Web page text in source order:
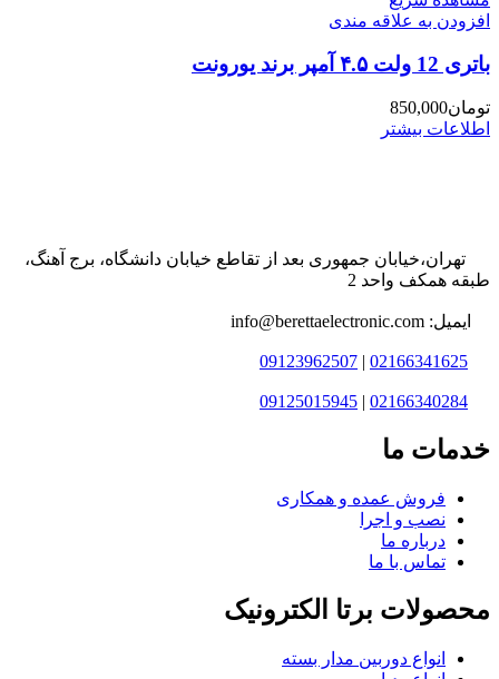
افزودن به علاقه مندی
باتری 12 ولت ۴.۵ آمپر برند یورونت
تومان850,000
اطلاعات بیشتر
تهران،خیابان جمهوری بعد از تقاطع خیابان دانشگاه، برج آهنگ،
طبقه همکف واحد 2
ایمیل: info@berettaelectronic.com
02166341625
|
09123962507
02166340284
|
09125015945
خدمات ما
فروش عمده و همکاری
نصب و اجرا
درباره ما
تماس با ما
محصولات برتا الکترونیک
انواع دوربین مدار بسته